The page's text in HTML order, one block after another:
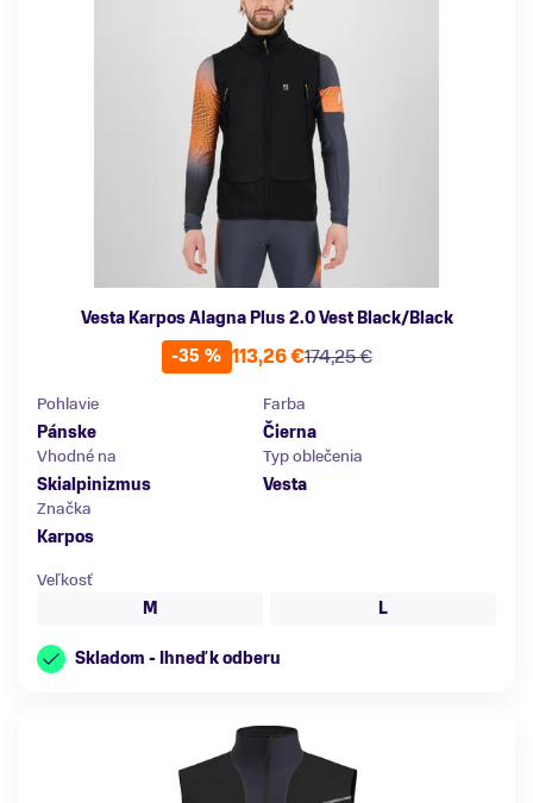
Vesta Karpos Alagna Plus 2.0 Vest Black/Black
-35 %
174,25 €
113,26 €
Pohlavie
Pánske
Farba
Čierna
Vhodné na
Skialpinizmus
Typ oblečenia
Vesta
Značka
Karpos
Veľkosť
M
L
Skladom - Ihneď k odberu